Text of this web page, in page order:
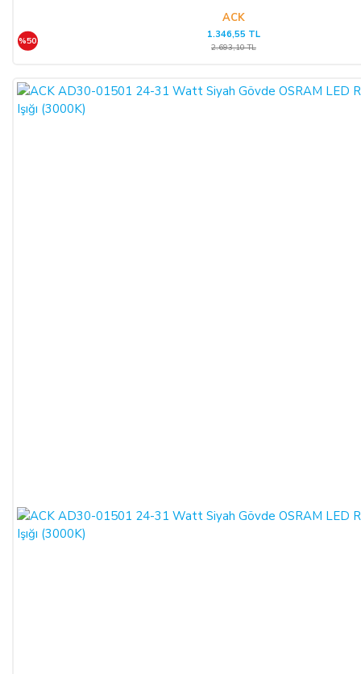
ACK
%50
1.346,55 TL
2.693,10 TL